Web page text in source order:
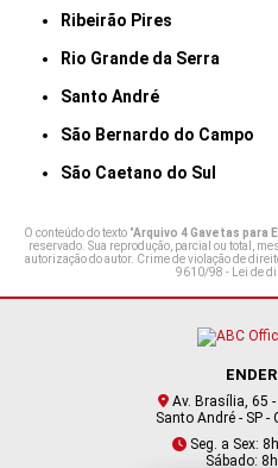
Ribeirão Pires
Rio Grande da Serra
Santo André
São Bernardo do Campo
São Caetano do Sul
O conteúdo do texto "Arquivo 4 Gavetas para
reservado. Sua reprodução, parcial ou total,
autorização do autor. Crime de violação de
9610/98 - Lei de
Av. Brasília, 65
Santo André - SP -
Seg. a Sex:
Sábado: